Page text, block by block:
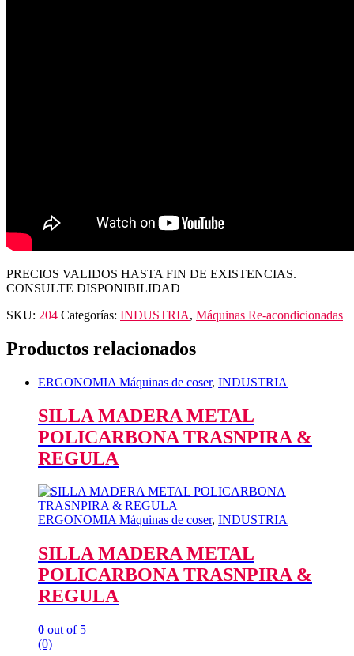
PRECIOS VALIDOS HASTA FIN DE EXISTENCIAS.
CONSULTE DISPONIBILIDAD
SKU: 204 Categorías: INDUSTRIA, Máquinas Re-acondicionadas
Productos relacionados
ERGONOMIA Máquinas de coser, INDUSTRIA
SILLA MADERA METAL
POLICARBONA TRASNPIRA &
REGULA
ERGONOMIA Máquinas de coser, INDUSTRIA
SILLA MADERA METAL
POLICARBONA TRASNPIRA &
REGULA
0 out of 5
(0)